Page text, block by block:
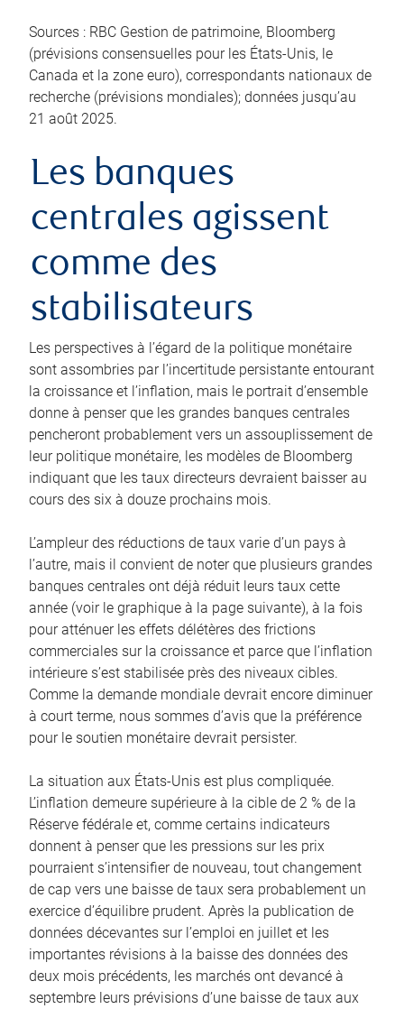
Sources : RBC Gestion de patrimoine, Bloomberg
(prévisions consensuelles pour les États-Unis, le
Canada et la zone euro), correspondants nationaux de
recherche (prévisions mondiales); données jusqu’au
21 août 2025.
Les banques
centrales agissent
comme des
stabilisateurs
Les perspectives à l’égard de la politique monétaire
sont assombries par l’incertitude persistante entourant
la croissance et l’inflation, mais le portrait d’ensemble
donne à penser que les grandes banques centrales
pencheront probablement vers un assouplissement de
leur politique monétaire, les modèles de Bloomberg
indiquant que les taux directeurs devraient baisser au
cours des six à douze prochains mois.
L’ampleur des réductions de taux varie d’un pays à
l’autre, mais il convient de noter que plusieurs grandes
banques centrales ont déjà réduit leurs taux cette
année (voir le graphique à la page suivante), à la fois
pour atténuer les effets délétères des frictions
commerciales sur la croissance et parce que l’inflation
intérieure s’est stabilisée près des niveaux cibles.
Comme la demande mondiale devrait encore diminuer
à court terme, nous sommes d’avis que la préférence
pour le soutien monétaire devrait persister.
La situation aux États-Unis est plus compliquée.
L’inflation demeure supérieure à la cible de 2 % de la
Réserve fédérale et, comme certains indicateurs
donnent à penser que les pressions sur les prix
pourraient s’intensifier de nouveau, tout changement
de cap vers une baisse de taux sera probablement un
exercice d’équilibre prudent. Après la publication de
données décevantes sur l’emploi en juillet et les
importantes révisions à la baisse des données des
deux mois précédents, les marchés ont devancé à
septembre leurs prévisions d’une baisse de taux aux